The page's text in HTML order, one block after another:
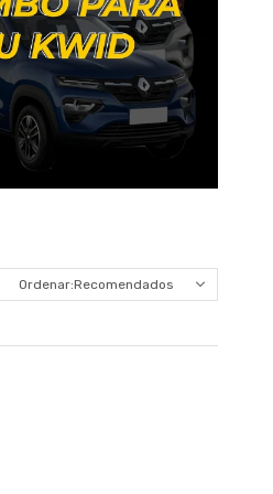
Recomendados